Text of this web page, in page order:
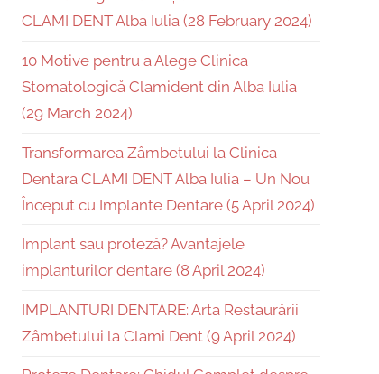
CLAMI DENT Alba Iulia (28 February 2024)
10 Motive pentru a Alege Clinica
Stomatologică Clamident din Alba Iulia
(29 March 2024)
Transformarea Zâmbetului la Clinica
Dentara CLAMI DENT Alba Iulia – Un Nou
Început cu Implante Dentare (5 April 2024)
Implant sau proteză? Avantajele
implanturilor dentare (8 April 2024)
IMPLANTURI DENTARE: Arta Restaurării
Zâmbetului la Clami Dent (9 April 2024)